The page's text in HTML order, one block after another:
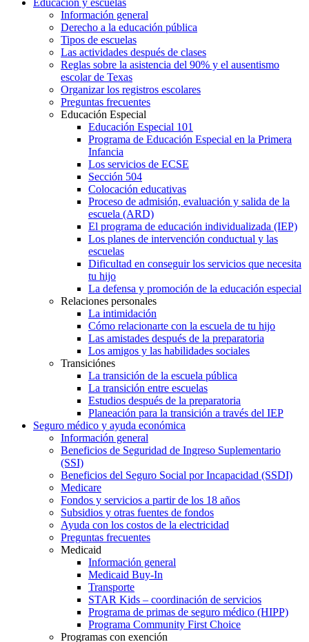
Información general
Derecho a la educación pública
Tipos de escuelas
Las actividades después de clases
Reglas sobre la asistencia del 90% y el ausentismo
escolar de Texas
Organizar los registros escolares
Preguntas frecuentes
Educación Especial
Educación Especial 101
Programa de Educación Especial en la Primera
Infancia
Los servicios de ECSE
Sección 504
Colocación educativas
Proceso de admisión, evaluación y salida de la
escuela (ARD)
El programa de educación individualizada (IEP)
Los planes de intervención conductual y las
escuelas
Dificultad en conseguir los servicios que necesita
tu hijo
La defensa y promoción de la educación especial
Relaciones personales
La intimidación
Cómo relacionarte con la escuela de tu hijo
Las amistades después de la preparatoria
Los amigos y las habilidades sociales
Transiciónes
La transición de la escuela pública
La transición entre escuelas
Estudios después de la preparatoria
Planeación para la transición a través del IEP
Seguro médico y ayuda económica
Información general
Beneficios de Seguridad de Ingreso Suplementario
(SSI)
Beneficios del Seguro Social por Incapacidad (SSDI)
Medicare
Fondos y servicios a partir de los 18 años
Subsidios y otras fuentes de fondos
Ayuda con los costos de la electricidad
Preguntas frecuentes
Medicaid
Información general
Medicaid Buy-In
Transporte
STAR Kids – coordinación de servicios
Programa de primas de seguro médico (HIPP)
Programa Community First Choice
Programas con exención